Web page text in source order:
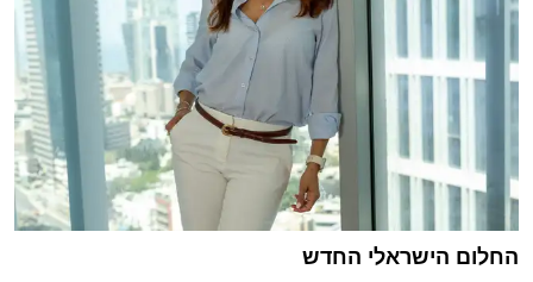
החלום הישראלי החדש